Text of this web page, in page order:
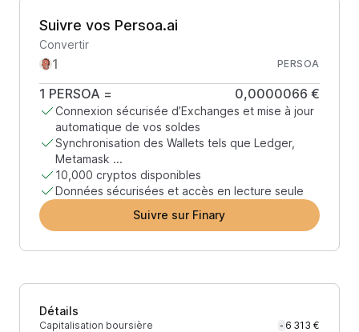
Suivre vos Persoa.ai
Convertir
PERSOA
1 PERSOA = 0,0000066 €
Connexion sécurisée d’Exchanges et mise à jour
automatique de vos soldes
Synchronisation des Wallets tels que Ledger,
Metamask ...
10,000 cryptos disponibles
Données sécurisées et accès en lecture seule
Suivre sur Finary
Détails
Capitalisation boursière - 6 313 €